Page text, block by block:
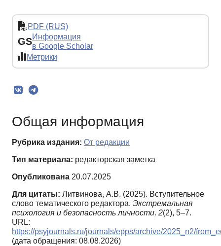
PDF (RUS)
GSИнформация
в Google Scholar
Метрики
Общая информация
Рубрика издания: От редакции
Тип материала: редакторская заметка
Опубликована 20.07.2025
Для цитаты: Литвинова, А.В. (2025). Вступительное
слово тематического редактора. Экстремальная
психология и безопасность личности, 2(2), 5–7.
URL:
https://psyjournals.ru/journals/epps/archive/2025_n2/
(дата обращения: 08.08.2026)